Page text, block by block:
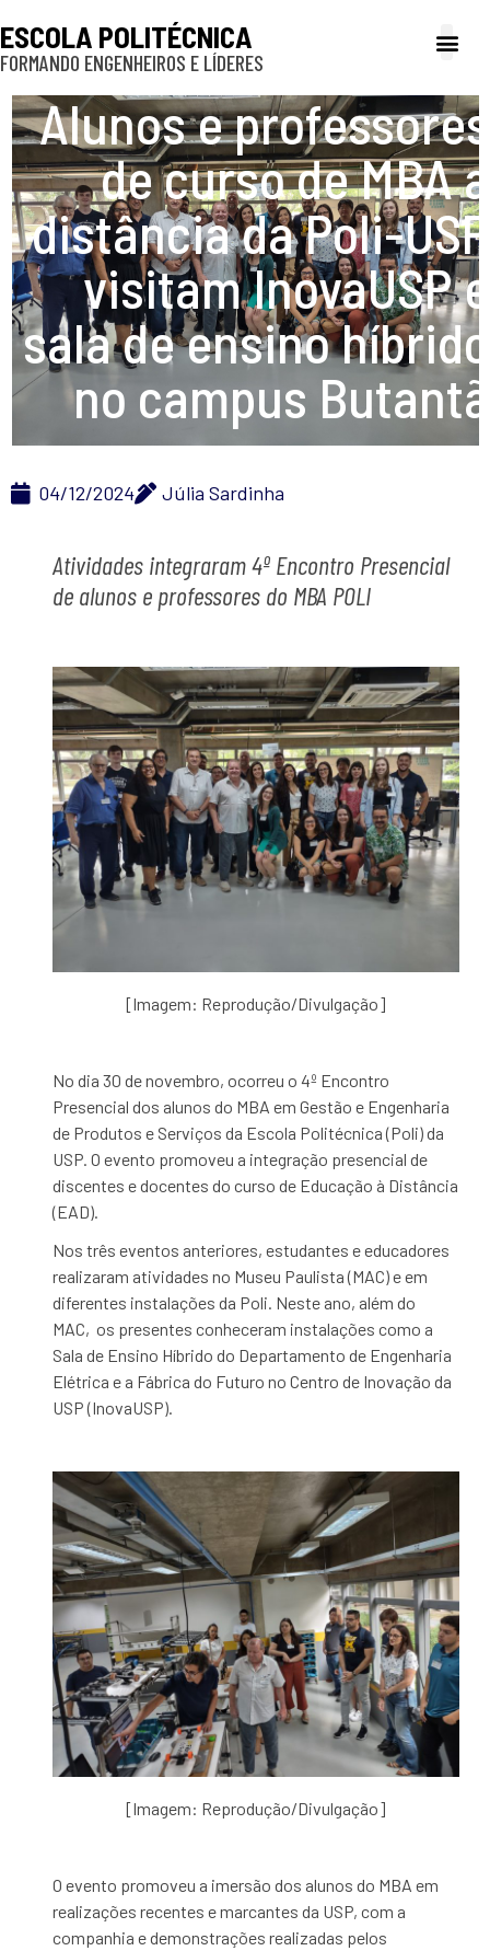
ESCOLA POLITÉCNICA
FORMANDO ENGENHEIROS E LÍDERES
Alunos e professores
de curso de MBA a
distância da Poli-USP
visitam InovaUSP e
sala de ensino híbrido
no campus Butantã
04/12/2024 Júlia Sardinha
Atividades integraram 4º Encontro Presencial
de alunos e professores do MBA POLI
[Imagem: Reprodução/Divulgação]
No dia 30 de novembro, ocorreu o 4º Encontro
Presencial dos alunos do MBA em Gestão e Engenharia
de Produtos e Serviços da Escola Politécnica (Poli) da
USP. O evento promoveu a integração presencial de
discentes e docentes do curso de Educação à Distância
(EAD).
Nos três eventos anteriores, estudantes e educadores
realizaram atividades no Museu Paulista (MAC) e em
diferentes instalações da Poli. Neste ano, além do
MAC, os presentes conheceram instalações como a
Sala de Ensino Híbrido do Departamento de Engenharia
Elétrica e a Fábrica do Futuro no Centro de Inovação da
USP (InovaUSP).
[Imagem: Reprodução/Divulgação]
O evento promoveu a imersão dos alunos do MBA em
realizações recentes e marcantes da USP, com a
companhia e demonstrações realizadas pelos